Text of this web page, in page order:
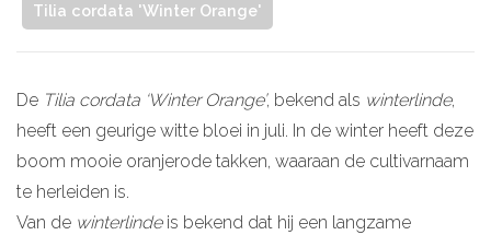
Tilia cordata 'Winter Orange'
De Tilia cordata ‘Winter Orange’, bekend als winterlinde,
heeft een geurige witte bloei in juli. In de winter heeft deze
boom mooie oranjerode takken, waaraan de cultivarnaam
te herleiden is.
Van de winterlindeis bekend dat hij een langzame